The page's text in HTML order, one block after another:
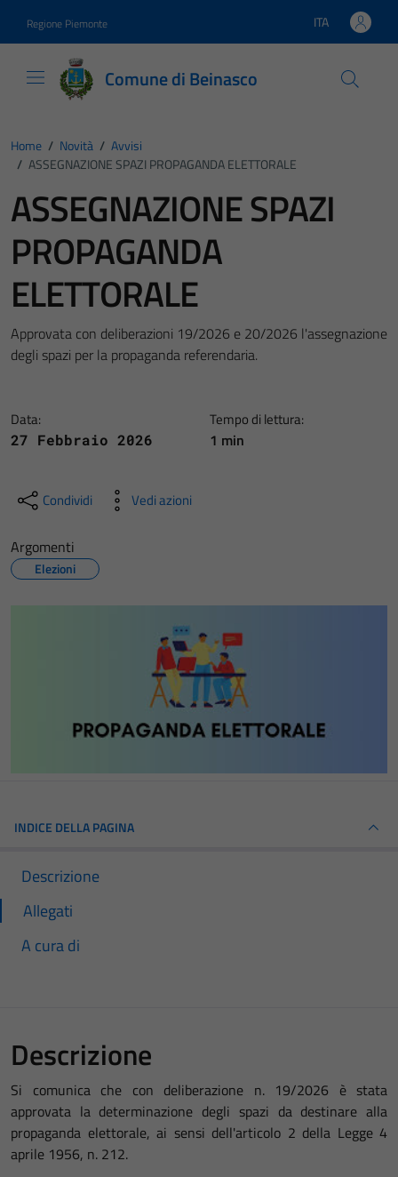
Regione Piemonte Lingua attiva:
ITA
Comune di Beinasco
Home / Novità / Avvisi
/ ASSEGNAZIONE SPAZI PROPAGANDA ELETTORALE
ASSEGNAZIONE SPAZI
PROPAGANDA
ELETTORALE
Approvata con deliberazioni 19/2026 e 20/2026 l'assegnazione
degli spazi per la propaganda referendaria.
Data:
27 Febbraio 2026
Tempo di lettura:
1 min
Condividi Vedi azioni
Argomenti
Elezioni
INDICE DELLA PAGINA
Descrizione
Allegati
A cura di
Descrizione
Si comunica che con deliberazione n. 19/2026 è stata
approvata la determinazione degli spazi da destinare alla
propaganda elettorale, ai sensi dell'articolo 2 della Legge 4
aprile 1956, n. 212.